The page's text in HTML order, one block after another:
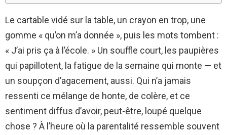
Le cartable vidé sur la table, un crayon en trop, une
gomme « qu’on m’a donnée », puis les mots tombent :
« J’ai pris ça à l’école. » Un souffle court, les paupières
qui papillotent, la fatigue de la semaine qui monte — et
un soupçon d’agacement, aussi. Qui n’a jamais
ressenti ce mélange de honte, de colère, et ce
sentiment diffus d’avoir, peut-être, loupé quelque
chose ? À l’heure où la parentalité ressemble souvent